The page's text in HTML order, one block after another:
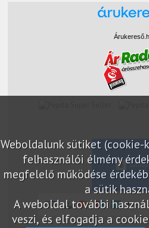
Weboldalunk sütiket
felhasználói élmény
megfelelő működése
a sütik
A weboldal további
veszi, és elfogadja a